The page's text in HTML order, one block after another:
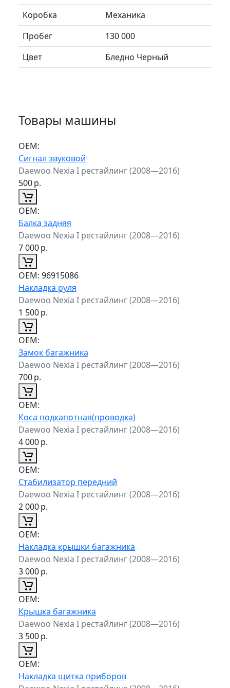
Коробка
Механика
Пробег
130 000
Цвет
Бледно Черный
Товары машины
ОЕМ:
Сигнал звуковой
Daewoo Nexia I рестайлинг (2008—2016)
500р.
ОЕМ:
Балка задняя
Daewoo Nexia I рестайлинг (2008—2016)
7 000р.
ОЕМ: 96915086
Накладка руля
Daewoo Nexia I рестайлинг (2008—2016)
1 500р.
ОЕМ:
Замок багажника
Daewoo Nexia I рестайлинг (2008—2016)
700р.
ОЕМ:
Коса подкапотная(проводка)
Daewoo Nexia I рестайлинг (2008—2016)
4 000р.
ОЕМ:
Стабилизатор передний
Daewoo Nexia I рестайлинг (2008—2016)
2 000р.
ОЕМ:
Накладка крышки багажника
Daewoo Nexia I рестайлинг (2008—2016)
3 000р.
ОЕМ:
Крышка багажника
Daewoo Nexia I рестайлинг (2008—2016)
3 500р.
ОЕМ:
Накладка щитка приборов